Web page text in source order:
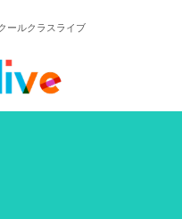
ールクラスライブ